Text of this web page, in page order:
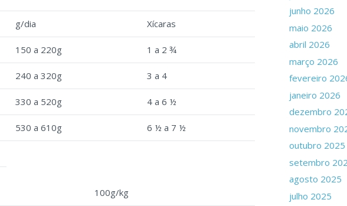
g/dia Xícaras
150 a 220g 1 a 2 ¾
240 a 320g 3 a 4
330 a 520g 4 a 6 ½
530 a 610g 6 ½ a 7 ½
100g/kg
junho 2026
maio 2026
abril 2026
março 2026
fevereiro
janeiro 2026
dezembro
novembro
outubro 2025
setembro
agosto 2025
julho 2025